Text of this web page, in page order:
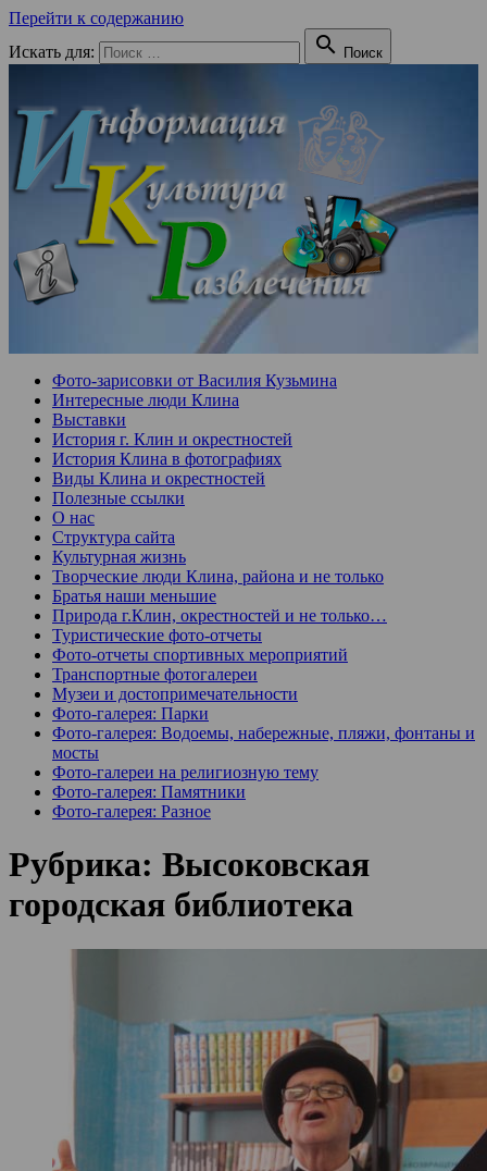
Перейти к содержанию
Искать для:
 Поиск
Фото-зарисовки от Василия Кузьмина
Интересные люди Клина
Выставки
История г. Клин и окрестностей
История Клина в фотографиях
Виды Клина и окрестностей
Полезные ссылки
О нас
Структура сайта
Культурная жизнь
Творческие люди Клина, района и не только
Братья наши меньшие
Природа г.Клин, окрестностей и не только…
Туристические фото-отчеты
Фото-отчеты спортивных мероприятий
Транспортные фотогалереи
Музеи и достопримечательности
Фото-галерея: Парки
Фото-галерея: Водоемы, набережные, пляжи, фонтаны и
мосты
Фото-галереи на религиозную тему
Фото-галерея: Памятники
Фото-галерея: Разное
Рубрика: Высоковская
городская библиотека